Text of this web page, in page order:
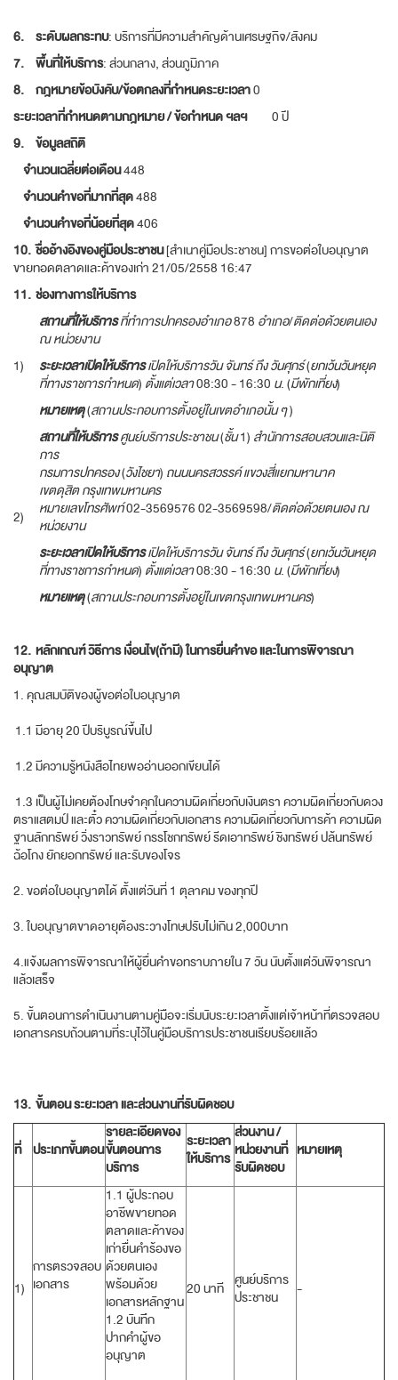
6. ระดับผลกระทบ: บริการที่มีความสำคัญด้านเศรษฐกิจ/สังคม
7. พื้นที่ให้บริการ: ส่วนกลาง, ส่วนภูมิภาค
8. กฎหมายข้อบังคับ/ข้อตกลงที่กำหนดระยะเวลา0
ระยะเวลาที่กำหนดตามกฎหมาย / ข้อกำหนด ฯลฯ0 ปี
9. ข้อมูลสถิติ
จำนวนเฉลี่ยต่อเดือน448
จำนวนคำขอที่มากที่สุด488
จำนวนคำขอที่น้อยที่สุด406
10.ชื่ออ้างอิงของคู่มือประชาชน[สำเนาคู่มือประชาชน] การขอต่อใบอนุญาต
ขายทอดตลาดและค้าของเก่า 21/05/2558 16:47
11. ช่องทางการให้บริการ
1)
สถานที่ให้บริการที่ทำการปกครองอำเภอ878 อำเภอ/ติดต่อด้วยตนเอง
ณ หน่วยงาน
ระยะเวลาเปิดให้บริการเปิดให้บริการวัน จันทร์ ถึง วันศุกร์(ยกเว้นวันหยุด
ที่ทางราชการกำหนด) ตั้งแต่เวลา08:30 - 16:30 น. (มีพักเที่ยง)
หมายเหตุ(สถานประกอบการตั้งอยู่ในเขตอำเภอนั้น ๆ)
2)
สถานที่ให้บริการศูนย์บริการประชาชน(ชั้น1) สำนักการสอบสวนและนิติ
การ
กรมการปกครอง(วังไชยา) ถนนนครสวรรค์ แขวงสี่แยกมหานาค
เขตดุสิต กรุงเทพมหานคร
หมายเลขโทรศัพท์02-3569576 02-3569598/ติดต่อด้วยตนเอง ณ
หน่วยงาน
ระยะเวลาเปิดให้บริการเปิดให้บริการวัน จันทร์ ถึง วันศุกร์(ยกเว้นวันหยุด
ที่ทางราชการกำหนด) ตั้งแต่เวลา08:30 - 16:30 น. (มีพักเที่ยง)
หมายเหตุ(สถานประกอบการตั้งอยู่ในเขตกรุงเทพมหานคร)
12. หลักเกณฑ์ วิธีการ เงื่อนไข(ถ้ามี) ในการยื่นคำขอ และในการพิจารณา
อนุญาต
1. คุณสมบัติของผู้ขอต่อใบอนุญาต
1.1 มีอายุ 20 ปีบริบูรณ์ขึ้นไป
1.2 มีความรู้หนังสือไทยพออ่านออกเขียนได้
1.3 เป็นผู้ไม่เคยต้องโทษจำคุกในความผิดเกี่ยวกับเงินตรา ความผิดเกี่ยวกับดวง
ตราแสตมป์ และตั๋ว ความผิดเกี่ยวกับเอกสาร ความผิดเกี่ยวกับการค้า ความผิด
ฐานลักทรัพย์ วิ่งราวทรัพย์ กรรโชกทรัพย์ รีดเอาทรัพย์ ชิงทรัพย์ ปล้นทรัพย์
ฉ้อโกง ยักยอกทรัพย์ และรับของโจร
2. ขอต่อใบอนุญาตได้ ตั้งแต่วันที่ 1 ตุลาคม ของทุกปี
3. ใบอนุญาตขาดอายุต้องระวางโทษปรับไม่เกิน 2,000บาท
4.แจ้งผลการพิจารณาให้ผู้ยื่นคำขอทราบภายใน 7 วัน นับตั้งแต่วันพิจารณา
แล้วเสร็จ
5. ขั้นตอนการดำเนินงานตามคู่มือจะเริ่มนับระยะเวลาตั้งแต่เจ้าหน้าที่ตรวจสอบ
เอกสารครบถ้วนตามที่ระบุไว้ในคู่มือบริการประชาชนเรียบร้อยแล้ว
13. ขั้นตอน ระยะเวลา และส่วนงานที่รับผิดชอบ
ที่ ประเภทขั้นตอน
รายละเอียดของ
ขั้นตอนการ
บริการ
ระยะเวลา
ให้บริการ
ส่วนงาน /
หน่วยงานที่
รับผิดชอบ
หมายเหตุ
1)
การตรวจสอบ
เอกสาร
1.1 ผู้ประกอบ
อาชีพขายทอด
ตลาดและค้าของ
เก่ายื่นคำร้องขอ
ด้วยตนเอง
พร้อมด้วย
เอกสารหลักฐาน
1.2 บันทึก
ปากคำผู้ขอ
อนุญาต
20 นาที ศูนย์บริการ
ประชาชน
-